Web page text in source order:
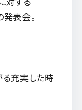
表会。
充実した時